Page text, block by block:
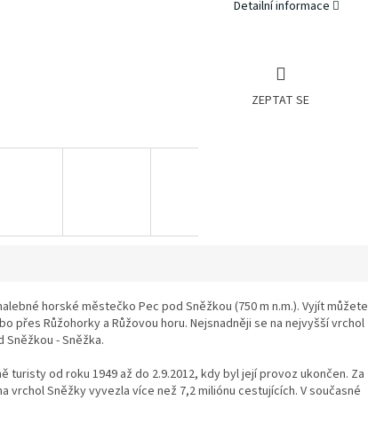
Detailní informace
ZEPTAT SE
horské městečko Pec pod Sněžkou (750 m n.m.). Vyjít můžete
přes Růžohorky a Růžovou horu. Nejsnadněji se na nejvyšší vrchol
- Sněžka.
od roku 1949 až do 2.9.2012, kdy byl její provoz ukončen. Za
vrchol Sněžky vyvezla více než 7,2 miliónu cestujících. V současné